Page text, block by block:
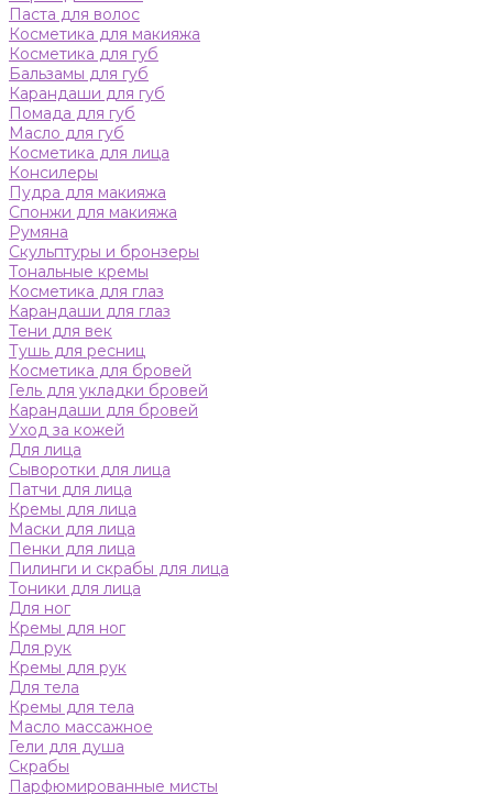
Паста для волос
Косметика для макияжа
Косметика для губ
Бальзамы для губ
Карандаши для губ
Помада для губ
Масло для губ
Косметика для лица
Консилеры
Пудра для макияжа
Спонжи для макияжа
Румяна
Скульптуры и бронзеры
Тональные кремы
Косметика для глаз
Карандаши для глаз
Тени для век
Тушь для ресниц
Косметика для бровей
Гель для укладки бровей
Карандаши для бровей
Уход за кожей
Для лица
Сыворотки для лица
Патчи для лица
Кремы для лица
Маски для лица
Пенки для лица
Пилинги и скрабы для лица
Тоники для лица
Для ног
Кремы для ног
Для рук
Кремы для рук
Для тела
Кремы для тела
Масло массажное
Гели для душа
Скрабы
Парфюмированные мисты